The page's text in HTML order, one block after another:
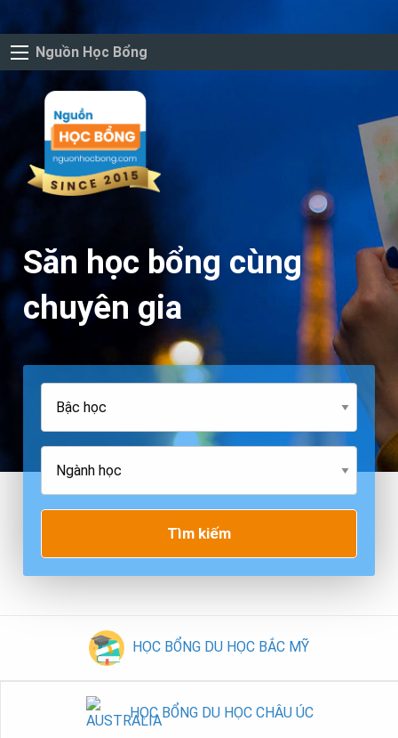
Nguồn Học Bổng
Săn học bổng cùng
chuyên gia
Tìm kiếm
HỌC BỔNG DU HỌC BẮC MỸ
HỌC BỔNG DU HỌC CHÂU ÚC